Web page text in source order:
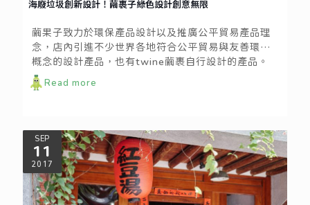
海廢垃圾創新設計！繭裹子綠色設計創意無限
繭果子致力於環保產品設計以及推廣公平貿易產品理
念，店內引進不少世界各地符合公平貿易與友善環境
概念的設計產品，也有twine繭裹自行設計的產品。
其中最特別的是「海廢拖動物裝飾品」，twine繭裹
與肯亞當地的居民一起合力淨化海洋與河川，不僅為
且提升人民的環保意識。
Read more
SEP
11
2017